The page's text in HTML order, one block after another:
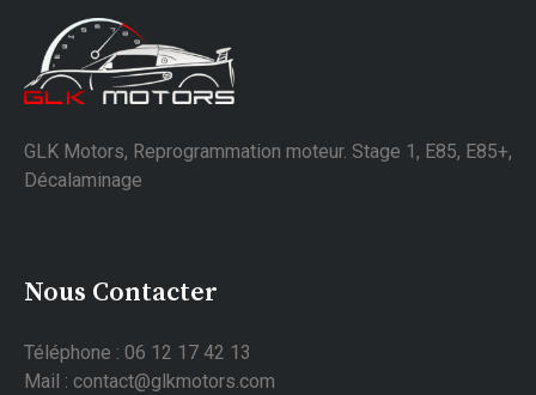
GLK Motors, Reprogrammation moteur. Stage 1, E85, E85+,
Décalaminage
Nous Contacter
Téléphone : 06 12 17 42 13
Mail : contact@glkmotors.com